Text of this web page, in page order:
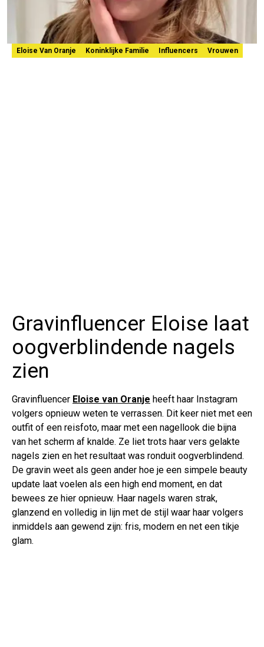
Eloise Van Oranje Koninklijke Familie Influencers Vrouwen
Gravinfluencer Eloise laat
oogverblindende nagels
zien
Gravinfluencer Eloise van Oranje heeft haar Instagram
volgers opnieuw weten te verrassen. Dit keer niet met een
outfit of een reisfoto, maar met een nagellook die bijna
van het scherm af knalde. Ze liet trots haar vers gelakte
nagels zien en het resultaat was ronduit oogverblindend.
De gravin weet als geen ander hoe je een simpele beauty
update laat voelen als een high end moment, en dat
bewees ze hier opnieuw. Haar nagels waren strak,
glanzend en volledig in lijn met de stijl waar haar volgers
inmiddels aan gewend zijn: fris, modern en net een tikje
glam.